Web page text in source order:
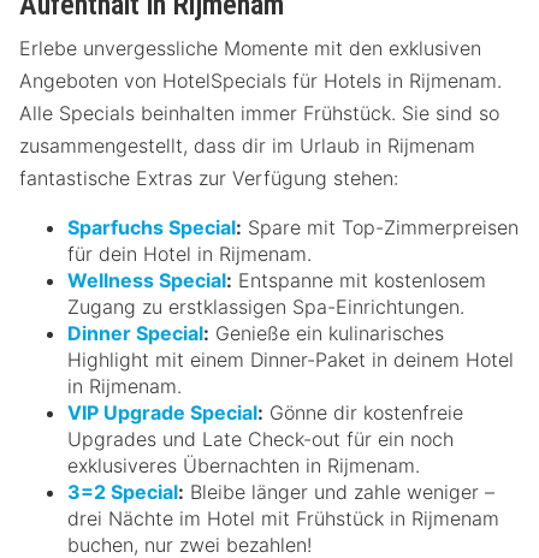
Erlebe unvergessliche Momente mit den exklusiven
Angeboten von HotelSpecials für Hotels in Rijmenam.
Alle Specials beinhalten immer Frühstück. Sie sind so
zusammengestellt, dass dir im Urlaub in Rijmenam
fantastische Extras zur Verfügung stehen:
Sparfuchs Special: Spare mit Top-Zimmerpreisen
für dein Hotel in Rijmenam.
Wellness Special: Entspanne mit kostenlosem
Zugang zu erstklassigen Spa-Einrichtungen.
Dinner Special: Genieße ein kulinarisches
Highlight mit einem Dinner-Paket in deinem Hotel
in Rijmenam.
VIP Upgrade Special: Gönne dir kostenfreie
Upgrades und Late Check-out für ein noch
exklusiveres Übernachten in Rijmenam.
3=2 Special: Bleibe länger und zahle weniger –
drei Nächte im Hotel mit Frühstück in Rijmenam
buchen, nur zwei bezahlen!